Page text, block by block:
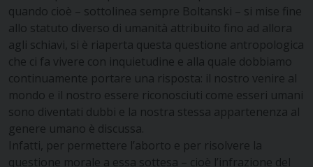
quando cioè – sottolinea sempre Boltanski – si mise fine
allo statuto diverso di umanità attribuito fino ad allora
agli schiavi, si è riaperta questa questione antropologica
che ci fa vivere con inquietudine e alla quale dobbiamo
continuamente portare una risposta: il nostro venire al
mondo e il nostro essere riconosciuti come esseri umani
sono diventati dubbi e la nostra stessa appartenenza al
genere umano è discussa.
Infatti, per permettere l’aborto e per risolvere la
questione morale a essa sottesa – cioè l’infrazione del